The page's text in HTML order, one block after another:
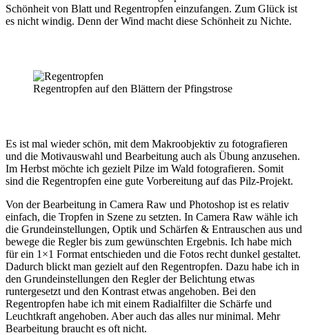
Schönheit von Blatt und Regentropfen einzufangen. Zum Glück ist
es nicht windig. Denn der Wind macht diese Schönheit zu Nichte.
Regentropfen auf den Blättern der Pfingstrose
Es ist mal wieder schön, mit dem Makroobjektiv zu fotografieren
und die Motivauswahl und Bearbeitung auch als Übung anzusehen.
Im Herbst möchte ich gezielt Pilze im Wald fotografieren. Somit
sind die Regentropfen eine gute Vorbereitung auf das Pilz-Projekt.
Von der Bearbeitung in Camera Raw und Photoshop ist es relativ
einfach, die Tropfen in Szene zu setzten. In Camera Raw wähle ich
die Grundeinstellungen, Optik und Schärfen & Entrauschen aus und
bewege die Regler bis zum gewünschten Ergebnis. Ich habe mich
für ein 1×1 Format entschieden und die Fotos recht dunkel gestaltet.
Dadurch blickt man gezielt auf den Regentropfen. Dazu habe ich in
den Grundeinstellungen den Regler der Belichtung etwas
runtergesetzt und den Kontrast etwas angehoben. Bei den
Regentropfen habe ich mit einem Radialfilter die Schärfe und
Leuchtkraft angehoben. Aber auch das alles nur minimal. Mehr
Bearbeitung braucht es oft nicht.